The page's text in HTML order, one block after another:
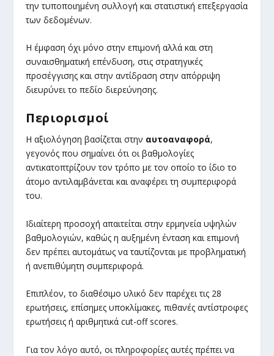
την τυποποιημένη συλλογή και στατιστική επεξεργασία
των δεδομένων.
Η έμφαση όχι μόνο στην επιμονή αλλά και στη
συναισθηματική επένδυση, στις στρατηγικές
προσέγγισης και στην αντίδραση στην απόρριψη
διευρύνει το πεδίο διερεύνησης.
Περιορισμοί
Η αξιολόγηση βασίζεται στην αυτοαναφορά,
γεγονός που σημαίνει ότι οι βαθμολογίες
αντικατοπτρίζουν τον τρόπο με τον οποίο το ίδιο το
άτομο αντιλαμβάνεται και αναφέρει τη συμπεριφορά
του.
Ιδιαίτερη προσοχή απαιτείται στην ερμηνεία υψηλών
βαθμολογιών, καθώς η αυξημένη ένταση και επιμονή
δεν πρέπει αυτομάτως να ταυτίζονται με προβληματική
ή ανεπιθύμητη συμπεριφορά.
Επιπλέον, το διαθέσιμο υλικό δεν παρέχει τις 28
ερωτήσεις, επίσημες υποκλίμακες, πιθανές αντίστροφες
ερωτήσεις ή αριθμητικά cut-off scores.
Για τον λόγο αυτό, οι πληροφορίες αυτές πρέπει να